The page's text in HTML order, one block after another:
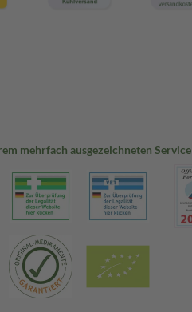
mehrfach ausgezeichneten Service